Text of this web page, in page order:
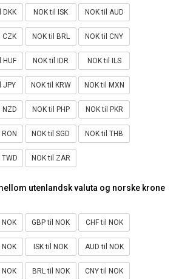
DKK NOK til ISK NOK til AUD
CZK NOK til BRL NOK til CNY
HUF NOK til IDR NOK til ILS
JPY NOK til KRW NOK til MXN
NZD NOK til PHP NOK til PKR
NOK til SGD NOK til THB
TWD NOK til ZAR
utenlandsk valuta og norske krone
NOK GBP til NOK CHF til NOK
NOK ISK til NOK AUD til NOK
BRL til NOK CNY til NOK